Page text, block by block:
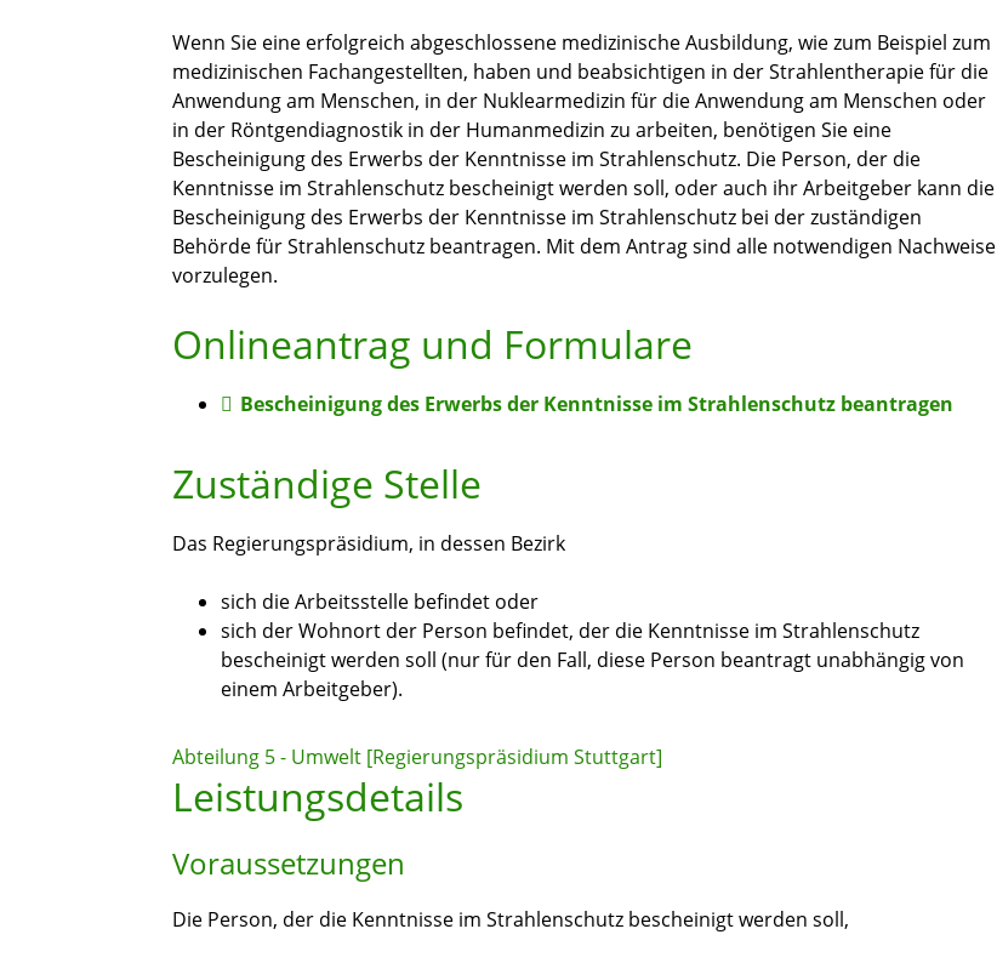
Wenn Sie eine erfolgreich abgeschlossene medizinische Ausbildung, wie zum Beispiel zum
medizinischen Fachangestellten, haben und beabsichtigen in der Strahlentherapie für die
Anwendung am Menschen, in der Nuklearmedizin für die Anwendung am Menschen oder
in der Röntgendiagnostik in der Humanmedizin zu arbeiten, benötigen Sie eine
Bescheinigung des Erwerbs der Kenntnisse im Strahlenschutz. Die Person, der die
Kenntnisse im Strahlenschutz bescheinigt werden soll, oder auch ihr Arbeitgeber kann die
Bescheinigung des Erwerbs der Kenntnisse im Strahlenschutz bei der zuständigen
Behörde für Strahlenschutz beantragen. Mit dem Antrag sind alle notwendigen Nachweise
vorzulegen.
Onlineantrag und Formulare
Bescheinigung des Erwerbs der Kenntnisse im Strahlenschutz beantragen
Zuständige Stelle
Das Regierungspräsidium, in dessen Bezirk
sich die Arbeitsstelle befindet oder
sich der Wohnort der Person befindet, der die Kenntnisse im Strahlenschutz
bescheinigt werden soll (nur für den Fall, diese Person beantragt unabhängig von
einem Arbeitgeber).
Abteilung 5 - Umwelt [Regierungspräsidium Stuttgart]
Leistungsdetails
Voraussetzungen
Die Person, der die Kenntnisse im Strahlenschutz bescheinigt werden soll,